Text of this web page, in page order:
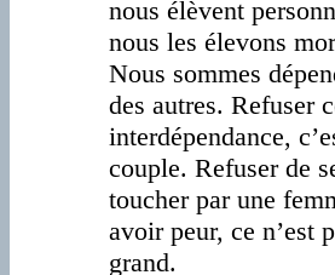
nous élèvent
nous les élevons
Nous sommes
des autres. Refuser
interdépendance,
couple. Refuser de
toucher par une
avoir peur, ce n’est
grand.